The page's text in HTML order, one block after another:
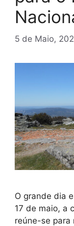
5 de Maio,
O grande dia
17 de maio, a
reúne-se para